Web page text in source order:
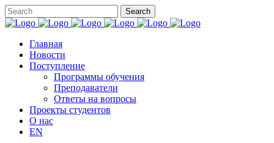
Главная
Новости
Поступление
Программы обучения
Преподаватели
Ответы на вопросы
Проекты студентов
О нас
EN